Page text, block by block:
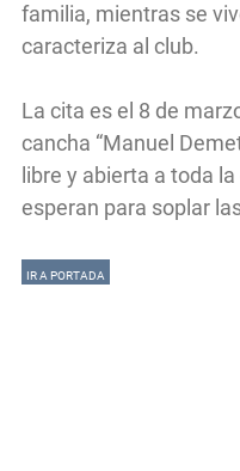
familia, mientras se
caracteriza al club.
La cita es el 8 de
cancha “Manuel
libre y abierta a toda
esperan para soplar
IR A PORTADA